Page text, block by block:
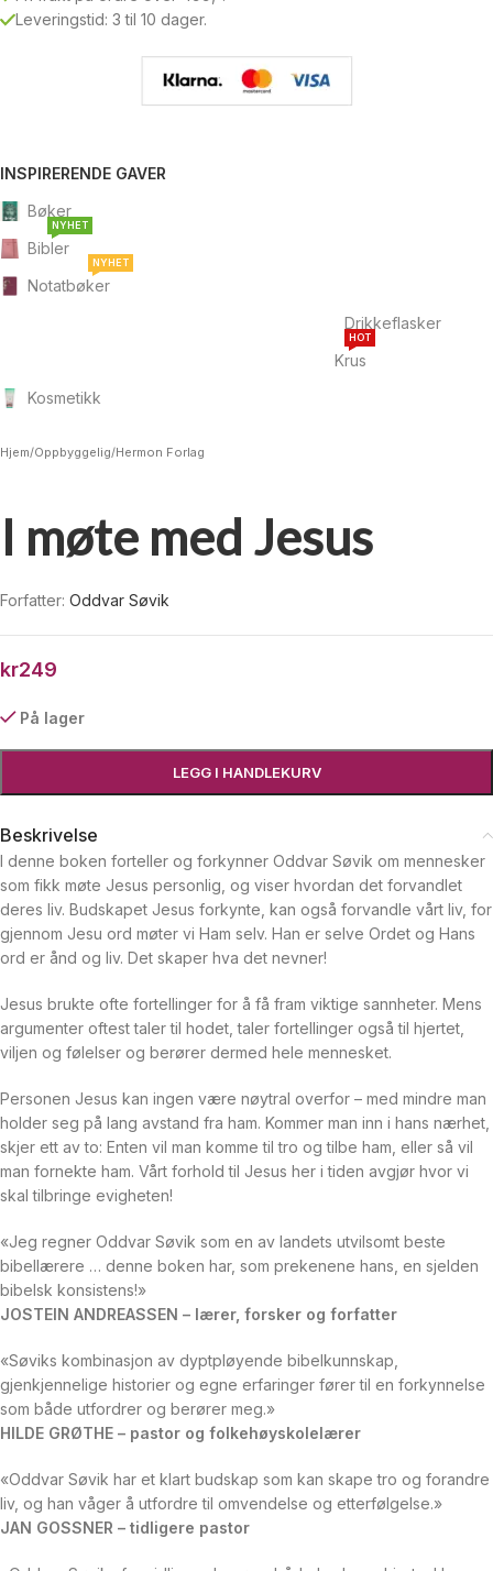
Leveringstid: 3 til 10 dager.
INSPIRERENDE GAVER
Bøker
Bibler
NYHET
Notatbøker
NYHET
Drikkeflasker
Krus
HOT
Kosmetikk
Hjem/Oppbyggelig/Hermon Forlag
I møte med Jesus
Forfatter: Oddvar Søvik
kr249
På lager
LEGG I HANDLEKURV
Beskrivelse
I denne boken forteller og forkynner Oddvar Søvik om mennesker
som fikk møte Jesus personlig, og viser hvordan det forvandlet
deres liv. Budskapet Jesus forkynte, kan også forvandle vårt liv, for
gjennom Jesu ord møter vi Ham selv. Han er selve Ordet og Hans
ord er ånd og liv. Det skaper hva det nevner!
Jesus brukte ofte fortellinger for å få fram viktige sannheter. Mens
argumenter oftest taler til hodet, taler fortellinger også til hjertet,
viljen og følelser og berører dermed hele mennesket.
Personen Jesus kan ingen være nøytral overfor – med mindre man
holder seg på lang avstand fra ham. Kommer man inn i hans nærhet,
skjer ett av to: Enten vil man komme til tro og tilbe ham, eller så vil
man fornekte ham. Vårt forhold til Jesus her i tiden avgjør hvor vi
skal tilbringe evigheten!
«Jeg regner Oddvar Søvik som en av landets utvilsomt beste
bibellærere … denne boken har, som prekenene hans, en sjelden
bibelsk konsistens!»
JOSTEIN ANDREASSEN – lærer, forsker og forfatter
«Søviks kombinasjon av dyptpløyende bibelkunnskap,
gjenkjennelige historier og egne erfaringer fører til en forkynnelse
som både utfordrer og berører meg.»
HILDE GRØTHE – pastor og folkehøyskolelærer
«Oddvar Søvik har et klart budskap som kan skape tro og forandre
liv, og han våger å utfordre til omvendelse og etterfølgelse.»
JAN GOSSNER – tidligere pastor